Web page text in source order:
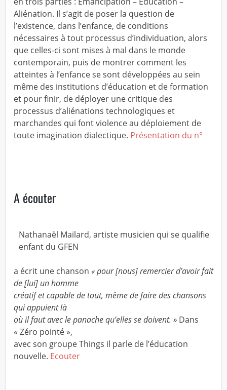
Aliénation. Il s’agit de poser la question de
l’existence, dans l’enfance, de conditions
nécessaires à tout processus d’individuation, alors
que celles-ci sont mises à mal dans le monde
contemporain, puis de montrer comment les
atteintes à l’enfance se sont développées au sein
même des institutions d’éducation et de formation
et pour finir, de déployer une critique des
processus d’aliénations technologiques et
marchandes qui font violence au déploiement de
toute imagination dialectique. Présentation du n°
A écouter
Nathanaël Mailard, artiste musicien qui se qualifie
enfant du GFEN
a écrit une chanson « pour [nous] remercier d’avoir fait
de [lui] un homme
créatif et capable de tout, même de faire des chansons
qui appuient là
où il faut avec le panache qu’elles se doivent. »Dans
« Zéro pointé »,
avec son groupe Things il parle de l’éducation
nouvelle. Ecouter